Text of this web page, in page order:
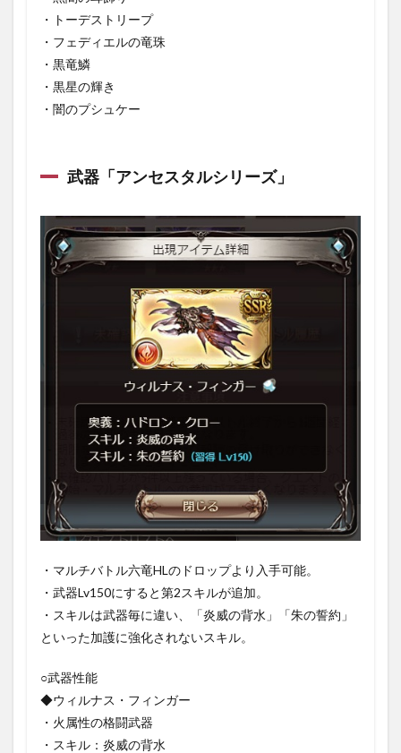
・トーデストリープ
・フェディエルの竜珠
・黒竜鱗
・黒星の輝き
・闇のプシュケー
武器「アンセスタルシリーズ」
・マルチバトル六竜HLのドロップより入手可能。
・武器Lv150にすると第2スキルが追加。
・スキルは武器毎に違い、「炎威の背水」「朱の誓約」
といった加護に強化されないスキル。
○武器性能
◆ウィルナス・フィンガー
・火属性の格闘武器
・スキル：炎威の背水